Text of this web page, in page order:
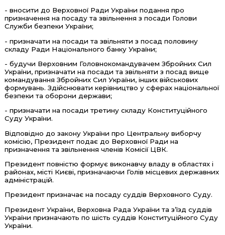
- вносити до Верховної Ради України подання про
призначення на посаду та звільнення з посади Голови
Служби безпеки України;
- призначати на посади та звільняти з посад половину
складу Ради Національного банку України;
- будучи Верховним Головнокомандувачем Збройних Сил
України, призначати на посади та звільняти з посад вище
командування Збройних Сил України, інших військових
формувань. Здійснювати керівництво у сферах національної
безпеки та оборони держави;
- призначати на посади третину складу Конституційного
Суду України.
Відповідно до закону України про Центральну виборчу
комісію, Президент подає до Верховної Ради на
призначення та звільнення членів Комісії ЦВК.
Президент повністю формує виконавчу владу в областях і
районах, місті Києві, призначаючи Голів місцевих державних
адміністрацій.
Президент призначає на посаду суддів Верховного Суду.
Президент України, Верховна Рада України та з’їзд суддів
України призначають по шість суддів Конституційного Суду
України.